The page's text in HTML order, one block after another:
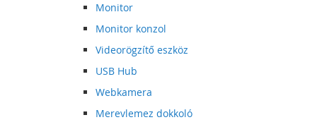
Monitor
Monitor konzol
Videorögzítő eszköz
USB Hub
Webkamera
Merevlemez dokkoló